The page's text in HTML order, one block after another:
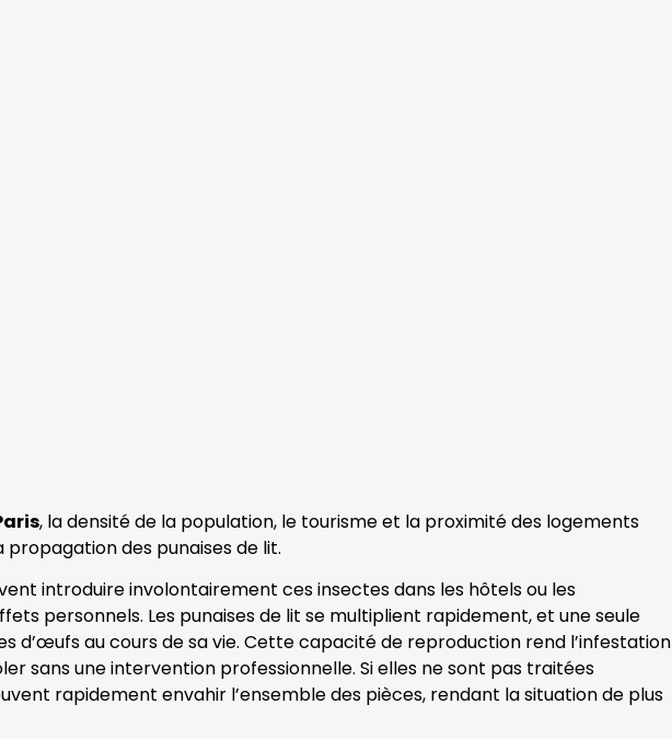
, la densité de la population, le tourisme et la proximité des logements
des punaises de lit.
introduire involontairement ces insectes dans les hôtels ou les
personnels. Les punaises de lit se multiplient rapidement, et une seule
d’œufs au cours de sa vie. Cette capacité de reproduction rend l’infestation
sans une intervention professionnelle. Si elles ne sont pas traitées
rapidement envahir l’ensemble des pièces, rendant la situation de plus